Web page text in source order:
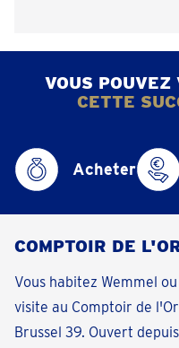
VOUS POUVEZ
CETTE
Acheter
COMPTOIR DE
Vous habitez Wemmel
visite au Comptoir de
Brussel 39. Ouvert